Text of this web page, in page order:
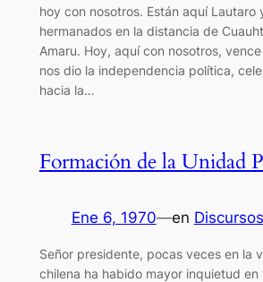
hoy con nosotros. Están aquí Lautaro
hermanados en la distancia de
Amaru. Hoy, aquí con nosotros, vence
nos dio la independencia política,
hacia la…
Formación de la Unidad
Ene 6, 1970—en Discursos
Señor presidente, pocas veces en la
chilena ha habido mayor inquietud